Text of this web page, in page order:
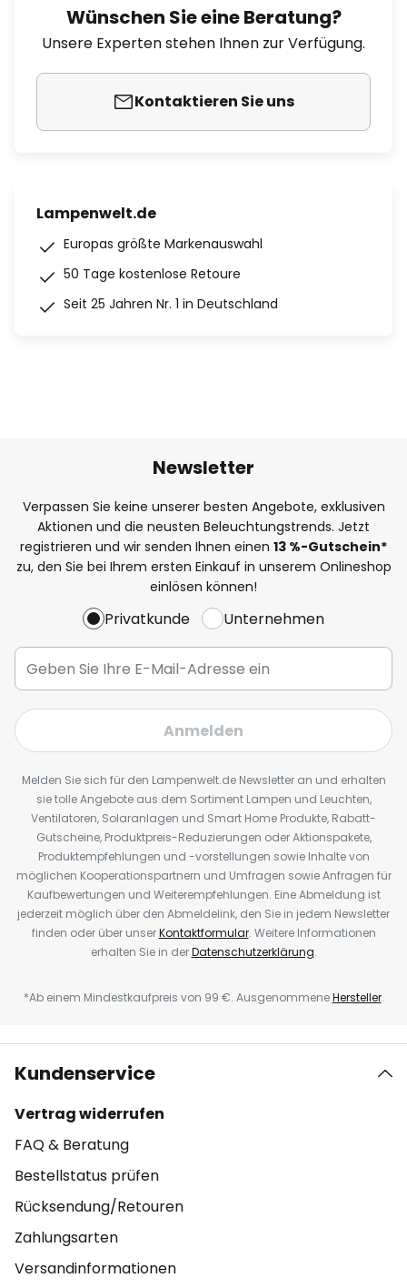
Wünschen Sie eine Beratung?
Unsere Experten stehen Ihnen zur Verfügung.
Kontaktieren Sie uns
Lampenwelt.de
Europas größte Markenauswahl
50 Tage kostenlose Retoure
Seit 25 Jahren Nr. 1 in Deutschland
Newsletter
Verpassen Sie keine unserer besten Angebote, exklusiven
Aktionen und die neusten Beleuchtungstrends. Jetzt
registrieren und wir senden Ihnen einen 13 %-Gutschein*
zu, den Sie bei Ihrem ersten Einkauf in unserem Onlineshop
einlösen können!
Privatkunde Unternehmen
Anmelden
Melden Sie sich für den Lampenwelt.de Newsletter an und erhalten
sie tolle Angebote aus dem Sortiment Lampen und Leuchten,
Ventilatoren, Solaranlagen und Smart Home Produkte, Rabatt-
Gutscheine, Produktpreis-Reduzierungen oder Aktionspakete,
Produktempfehlungen und -vorstellungen sowie Inhalte von
möglichen Kooperationspartnern und Umfragen sowie Anfragen für
Kaufbewertungen und Weiterempfehlungen. Eine Abmeldung ist
jederzeit möglich über den Abmeldelink, den Sie in jedem Newsletter
finden oder über unserKontaktformular. Weitere Informationen
erhalten Sie in derDatenschutzerklärung.
*Ab einem Mindestkaufpreis von 99 €. AusgenommeneHersteller.
Kundenservice
Vertrag widerrufen
FAQ & Beratung
Bestellstatus prüfen
Rücksendung/Retouren
Zahlungsarten
Versandinformationen